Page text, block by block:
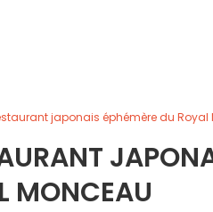
japonais éphémère du Royal
MONCEAU